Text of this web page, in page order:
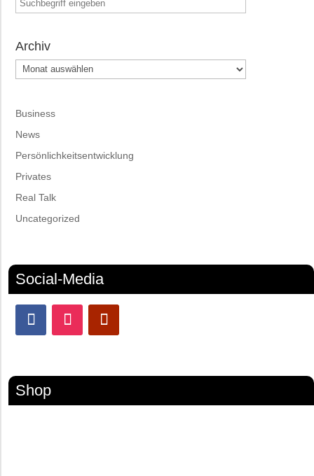
Archiv
Archiv
Business
News
Persönlichkeitsentwicklung
Privates
Real Talk
Uncategorized
Social-Media
Shop